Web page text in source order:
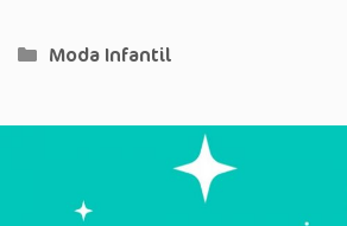
Categorias
Moda Infantil